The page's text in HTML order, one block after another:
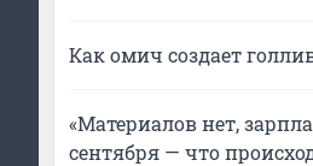
Как омич создает
«Материалов нет,
сентября — что